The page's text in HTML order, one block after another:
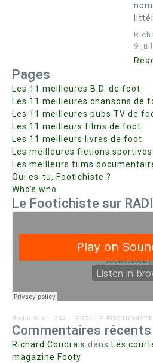
9
Pages
Les 11 meilleures B.D. de foot
Les 11 meilleures chansons de
Les 11 meilleures pubs TV de
Les 11 meilleurs films de foot
Les 11 meilleurs livres de foot
Les meilleures fictions
Les meilleurs films
Qui es-tu, Footichiste ?
Who’s who
Le Footichiste sur
Radio Sud · 234 – ESTA LE FOOTICHISTE
Commentaires récents
Richard Coudrais dans Les
magazine Footy